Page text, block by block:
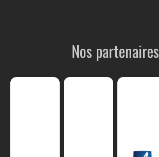
Nos partenaires